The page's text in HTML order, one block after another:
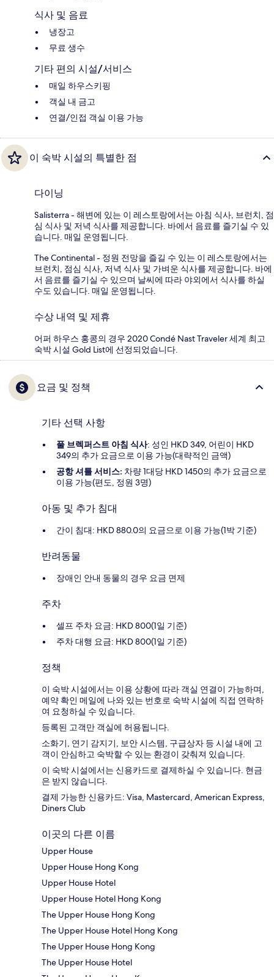
식사 및 음료
냉장고
무료 생수
기타 편의 시설/서비스
매일 하우스키핑
객실 내 금고
연결/인접 객실 이용 가능
이 숙박 시설의 특별한 점
다이닝
Salisterra - 해변에 있는 이 레스토랑에서는 아침 식사, 브런치, 점
심 식사 및 저녁 식사를 제공합니다. 바에서 음료를 즐기실 수 있
습니다. 매일 운영됩니다.
The Continental - 정원 전망을 즐길 수 있는 이 레스토랑에서는
브런치, 점심 식사, 저녁 식사 및 가벼운 식사를 제공합니다. 바에
서 음료를 즐기실 수 있으며 날씨에 따라 야외에서 식사를 하실
수도 있습니다. 매일 운영됩니다.
수상 내역 및 제휴
어퍼 하우스 홍콩의 경우 2020 Condé Nast Traveler 세계 최고
숙박 시설 Gold List에 선정되었습니다.
요금 및 정책
기타 선택 사항
풀 브렉퍼스트 아침 식사: 성인 HKD 349, 어린이 HKD
349의 추가 요금으로 이용 가능(대략적인 금액)
공항 셔틀 서비스: 차량 1대당 HKD 1450의 추가 요금으로
이용 가능(편도, 정원 3명)
아동 및 추가 침대
간이 침대: HKD 880.0의 요금으로 이용 가능(1박 기준)
반려동물
장애인 안내 동물의 경우 요금 면제
주차
셀프 주차 요금: HKD 800(1일 기준)
주차 대행 요금: HKD 800(1일 기준)
정책
이 숙박 시설에서는 이용 상황에 따라 객실 연결이 가능하며,
예약 확인 메일에 나와 있는 번호로 숙박 시설에 직접 연락하
여 요청하실 수 있습니다.
등록된 고객만 객실에 허용됩니다.
소화기, 연기 감지기, 보안 시스템, 구급상자 등 시설 내에 고
객이 안심하고 숙박할 수 있는 환경이 갖춰져 있습니다.
이 숙박 시설에서는 신용카드로 결제하실 수 있습니다. 현금
은 받지 않습니다.
결제 가능한 신용카드: Visa, Mastercard, American Express,
Diners Club
이곳의 다른 이름
Upper House
Upper House Hong Kong
Upper House Hotel
Upper House Hotel Hong Kong
The Upper House Hong Kong
The Upper House Hotel Hong Kong
The Upper House Hong Kong
The Upper House Hotel